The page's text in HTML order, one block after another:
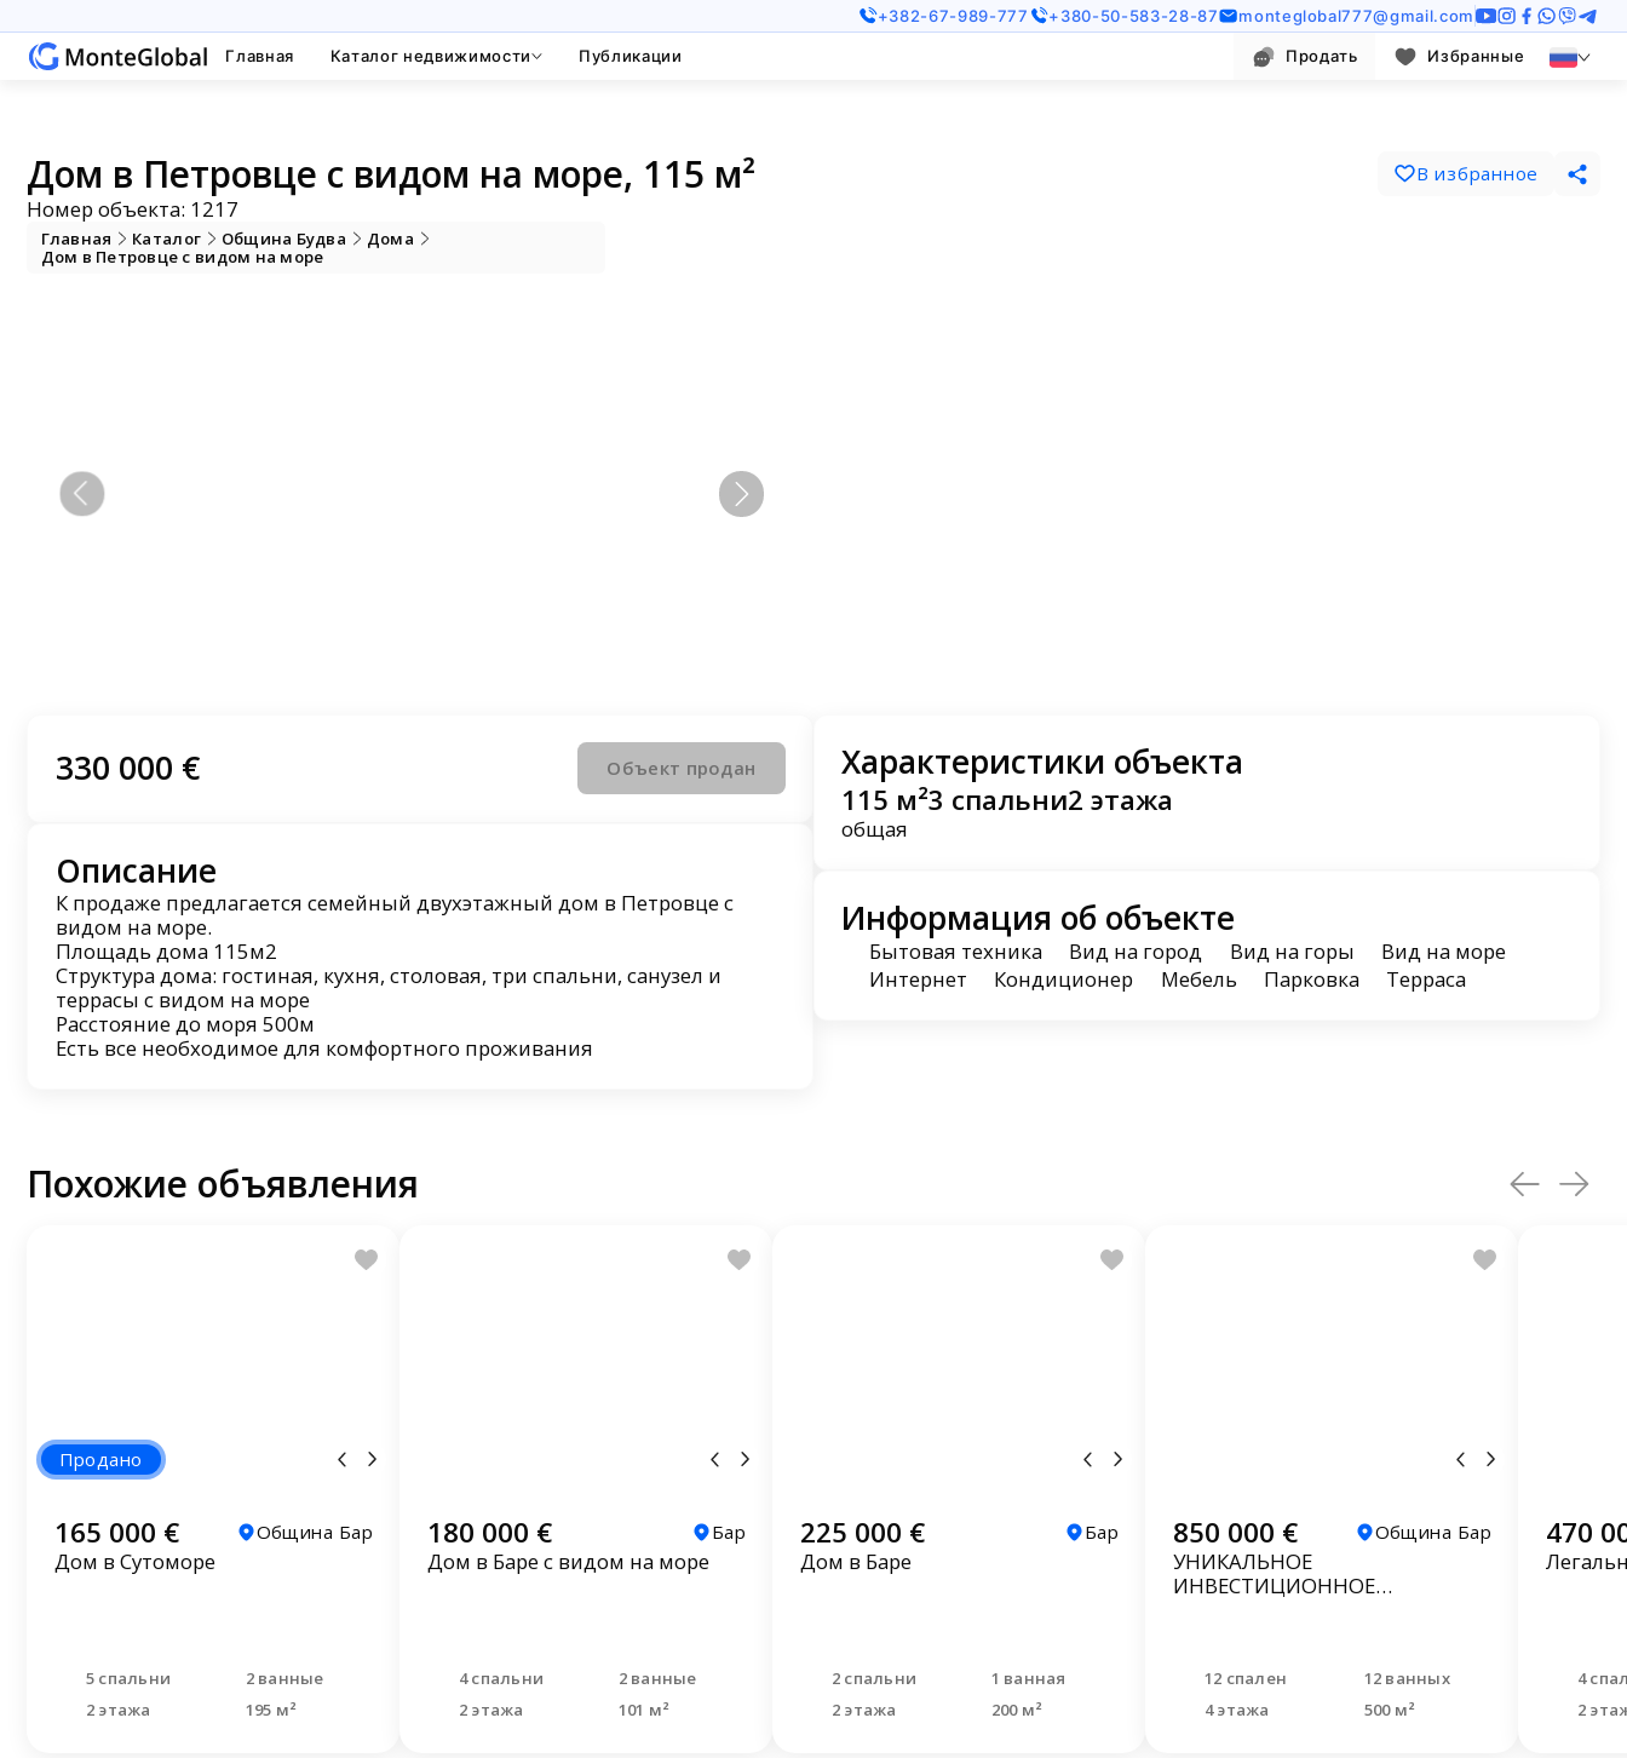
+382-67-989-777 +380-50-583-28-87 monteglobal777@gmail.com
Главная Каталог недвижимости Публикации Продать Избранные
Дом в Петровце с видом на море, 115 м²
Номер объекта: 1217
В избранное
Главная Каталог Община Будва
Дома
Дом в Петровце с видом на море
330 000 € Объект продан
Описание
К продаже предлагается семейный двухэтажный дом в Петровце с
видом на море.
Площадь дома 115м2
Структура дома: гостиная, кухня, столовая, три спальни, санузел и
террасы с видом на море
Расстояние до моря 500м
Есть все необходимое для комфортного проживания
Характеристики объекта
115 м²
общая
3 спальни2 этажа
Информация об объекте
Бытовая техника Вид на город Вид на горы
Вид на море
Интернет
Кондиционер Мебель Парковка Терраса
Похожие объявления
Продано
165 000 € Община Бар
Дом в Сутоморе
5 спальни
2 ванные
2 этажа
195 м²
180 000 € Бар
Дом в Баре с видом на море
4 спальни
2 ванные
2 этажа
101 м²
225 000 € Бар
Дом в Баре
2 спальни
1 ванная
2 этажа
200 м²
850 000 € Община Бар
УНИКАЛЬНОЕ
ИНВЕСТИЦИОННОЕ
12 спален
12 ванных
4 этажа
500 м²
470
4
2